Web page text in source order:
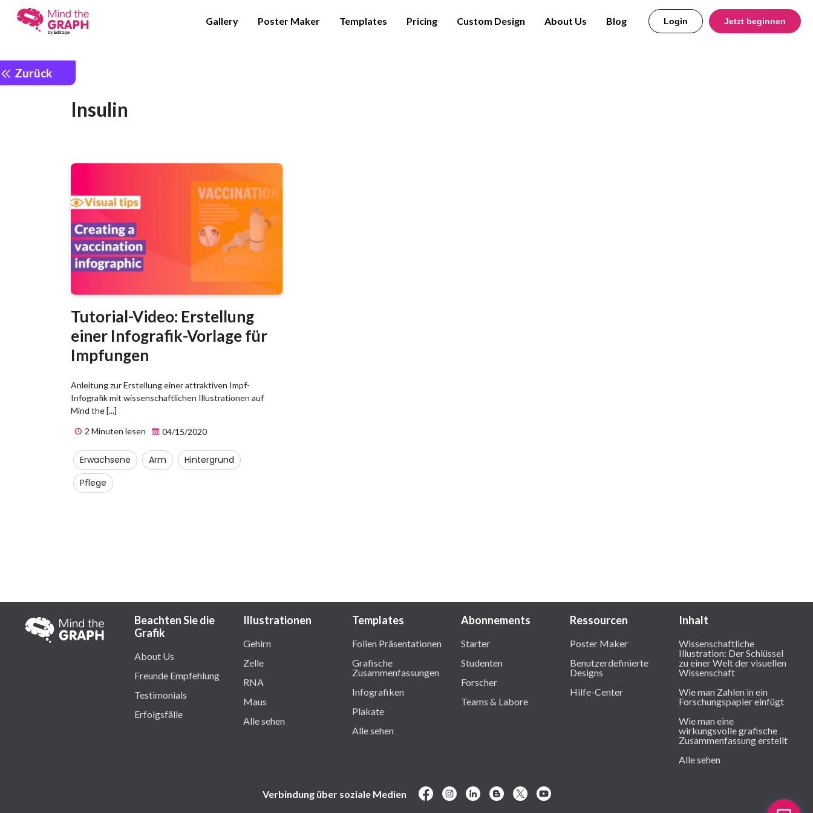
Gallery Poster Maker Templates Pricing Custom Design About Us Blog Login Jetzt beginnen
Zurück
Insulin
Tutorial-Video: Erstellung
einer Infografik-Vorlage für
Impfungen
Anleitung zur Erstellung einer attraktiven Impf-
Infografik mit wissenschaftlichen Illustrationen auf
Mind the [...]
2 Minuten lesen
04/15/2020
Erwachsene Arm
Hintergrund
Pflege
Beachten Sie die
Grafik
About Us
Freunde Empfehlung
Testimonials
Erfolgsfälle
Illustrationen
Gehirn
Zelle
RNA
Maus
Alle sehen
Templates
Folien Präsentationen
Grafische
Zusammenfassungen
Infografiken
Plakate
Alle sehen
Abonnements
Starter
Studenten
Forscher
Teams & Labore
Ressourcen
Poster Maker
Benutzerdefinierte
Designs
Hilfe-Center
Inhalt
Wissenschaftliche
Illustration: Der Schlüssel
zu einer Welt der visuellen
Wissenschaft
Wie man Zahlen in ein
Forschungspapier einfügt
Wie man eine
wirkungsvolle grafische
Zusammenfassung erstellt
Alle sehen
Verbindung über soziale Medien